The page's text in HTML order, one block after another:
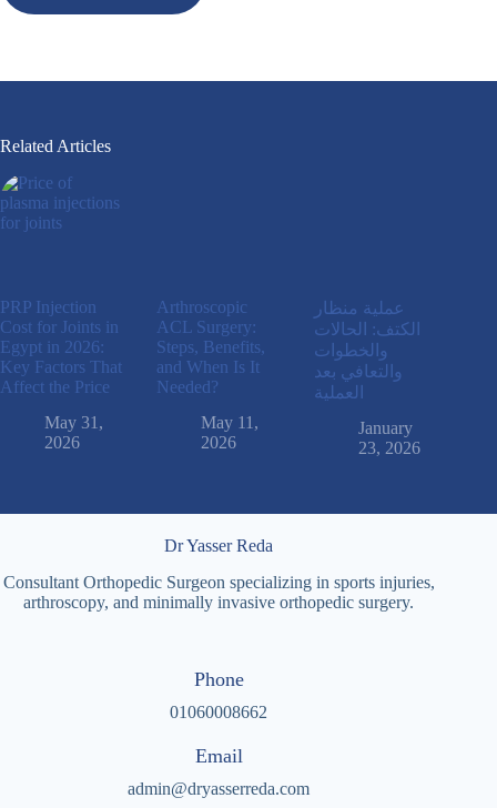
Related Articles
PRP Injection
Cost for Joints in
Egypt in 2026:
Key Factors That
Affect the Price
May 31,
2026
Arthroscopic
ACL Surgery:
Steps, Benefits,
and When Is It
Needed?
May 11,
2026
عملية منظار
الكتف: الحالات
والخطوات
والتعافي بعد
العملية
January
23, 2026
Dr Yasser Reda
Consultant Orthopedic Surgeon specializing in sports injuries,
arthroscopy, and minimally invasive orthopedic surgery.
Phone
01060008662
Email
admin@dryasserreda.com